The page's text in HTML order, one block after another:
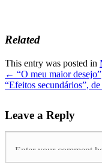
Related
This entry was posted in
← “O meu maior
“Efeitos secundários”,
Leave a Reply